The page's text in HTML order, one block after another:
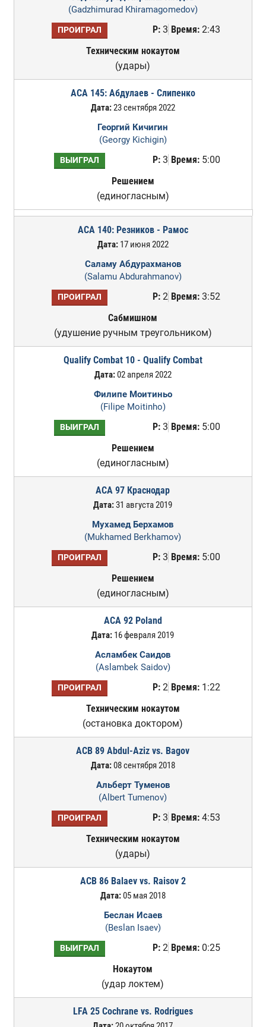
(Gadzhimurad Khiramagomedov)
ПРОИГРАЛ Р:3 Время:2:43
Техническим нокаутом
(удары)
ACA 145: Абдулаев - Слипенко
Дата:23 сентября 2022
Георгий Кичигин
(Georgy Kichigin)
ВЫИГРАЛ Р:3 Время:5:00
Решением
(единогласным)
ACA 140: Резников - Рамос
Дата:17 июня 2022
Саламу Абдурахманов
(Salamu Abdurahmanov)
ПРОИГРАЛ Р:2 Время:3:52
Сабмишном
(удушение ручным треугольником)
Qualify Combat 10 - Qualify Combat
Дата:02 апреля 2022
Филипе Моитиньо
(Filipe Moitinho)
ВЫИГРАЛ Р:3 Время:5:00
Решением
(единогласным)
ACA 97 Краснодар
Дата:31 августа 2019
Мухамед Берхамов
(Mukhamed Berkhamov)
ПРОИГРАЛ Р:3 Время:5:00
Решением
(единогласным)
ACA 92 Poland
Дата: 16 февраля 2019
Асламбек Саидов
(Aslambek Saidov)
ПРОИГРАЛ Р:2 Время:1:22
Техническим нокаутом
(остановка доктором)
ACB 89 Abdul-Aziz vs. Bagov
Дата:08 сентября 2018
Альберт Туменов
(Albert Tumenov)
ПРОИГРАЛ Р:3 Время:4:53
Техническим нокаутом
(удары)
ACB 86 Balaev vs. Raisov 2
Дата:05 мая 2018
Беслан Исаев
(Beslan Isaev)
ВЫИГРАЛ Р:2 Время:0:25
Нокаутом
(удар локтем)
LFA 25 Cochrane vs. Rodrigues